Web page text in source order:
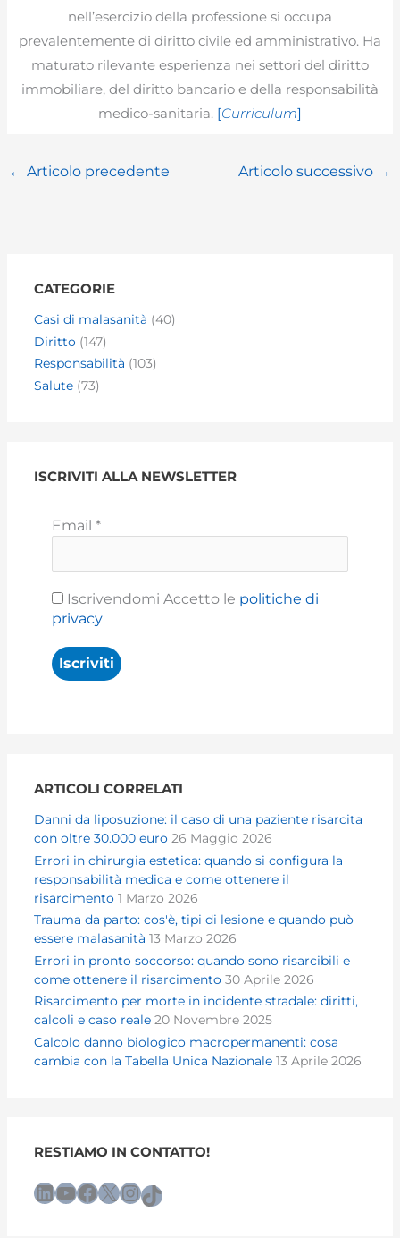
nell’esercizio della professione si occupa
prevalentemente di diritto civile ed amministrativo. Ha
maturato rilevante esperienza nei settori del diritto
immobiliare, del diritto bancario e della responsabilità
medico-sanitaria. [Curriculum]
← Articolo precedente Articolo successivo →
CATEGORIE
Casi di malasanità (40)
Diritto (147)
Responsabilità (103)
Salute (73)
ISCRIVITI ALLA NEWSLETTER
Email*
Iscrivendomi Accetto le politiche di
privacy
ARTICOLI CORRELATI
Danni da liposuzione: il caso di una paziente risarcita
con oltre 30.000 euro 26 Maggio 2026
Errori in chirurgia estetica: quando si configura la
responsabilità medica e come ottenere il
risarcimento 1 Marzo 2026
Trauma da parto: cos'è, tipi di lesione e quando può
essere malasanità 13 Marzo 2026
Errori in pronto soccorso: quando sono risarcibili e
come ottenere il risarcimento 30 Aprile 2026
Risarcimento per morte in incidente stradale: diritti,
calcoli e caso reale 20 Novembre 2025
Calcolo danno biologico macropermanenti: cosa
cambia con la Tabella Unica Nazionale 13 Aprile 2026
RESTIAMO IN CONTATTO!
LinkedIn YouTube Facebook X InstagramTikTok